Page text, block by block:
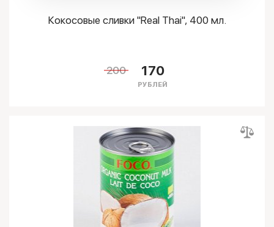
Кокосовые сливки "Real Thai", 400 мл.
200 170
РУБЛЕЙ